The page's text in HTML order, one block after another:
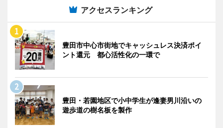
アクセスランキング
豊田市中心市街地でキャッシュレス決済ポイ
ント還元 都心活性化の一環で
豊田・若園地区で小中学生が逢妻男川沿いの
遊歩道の樹名板を製作